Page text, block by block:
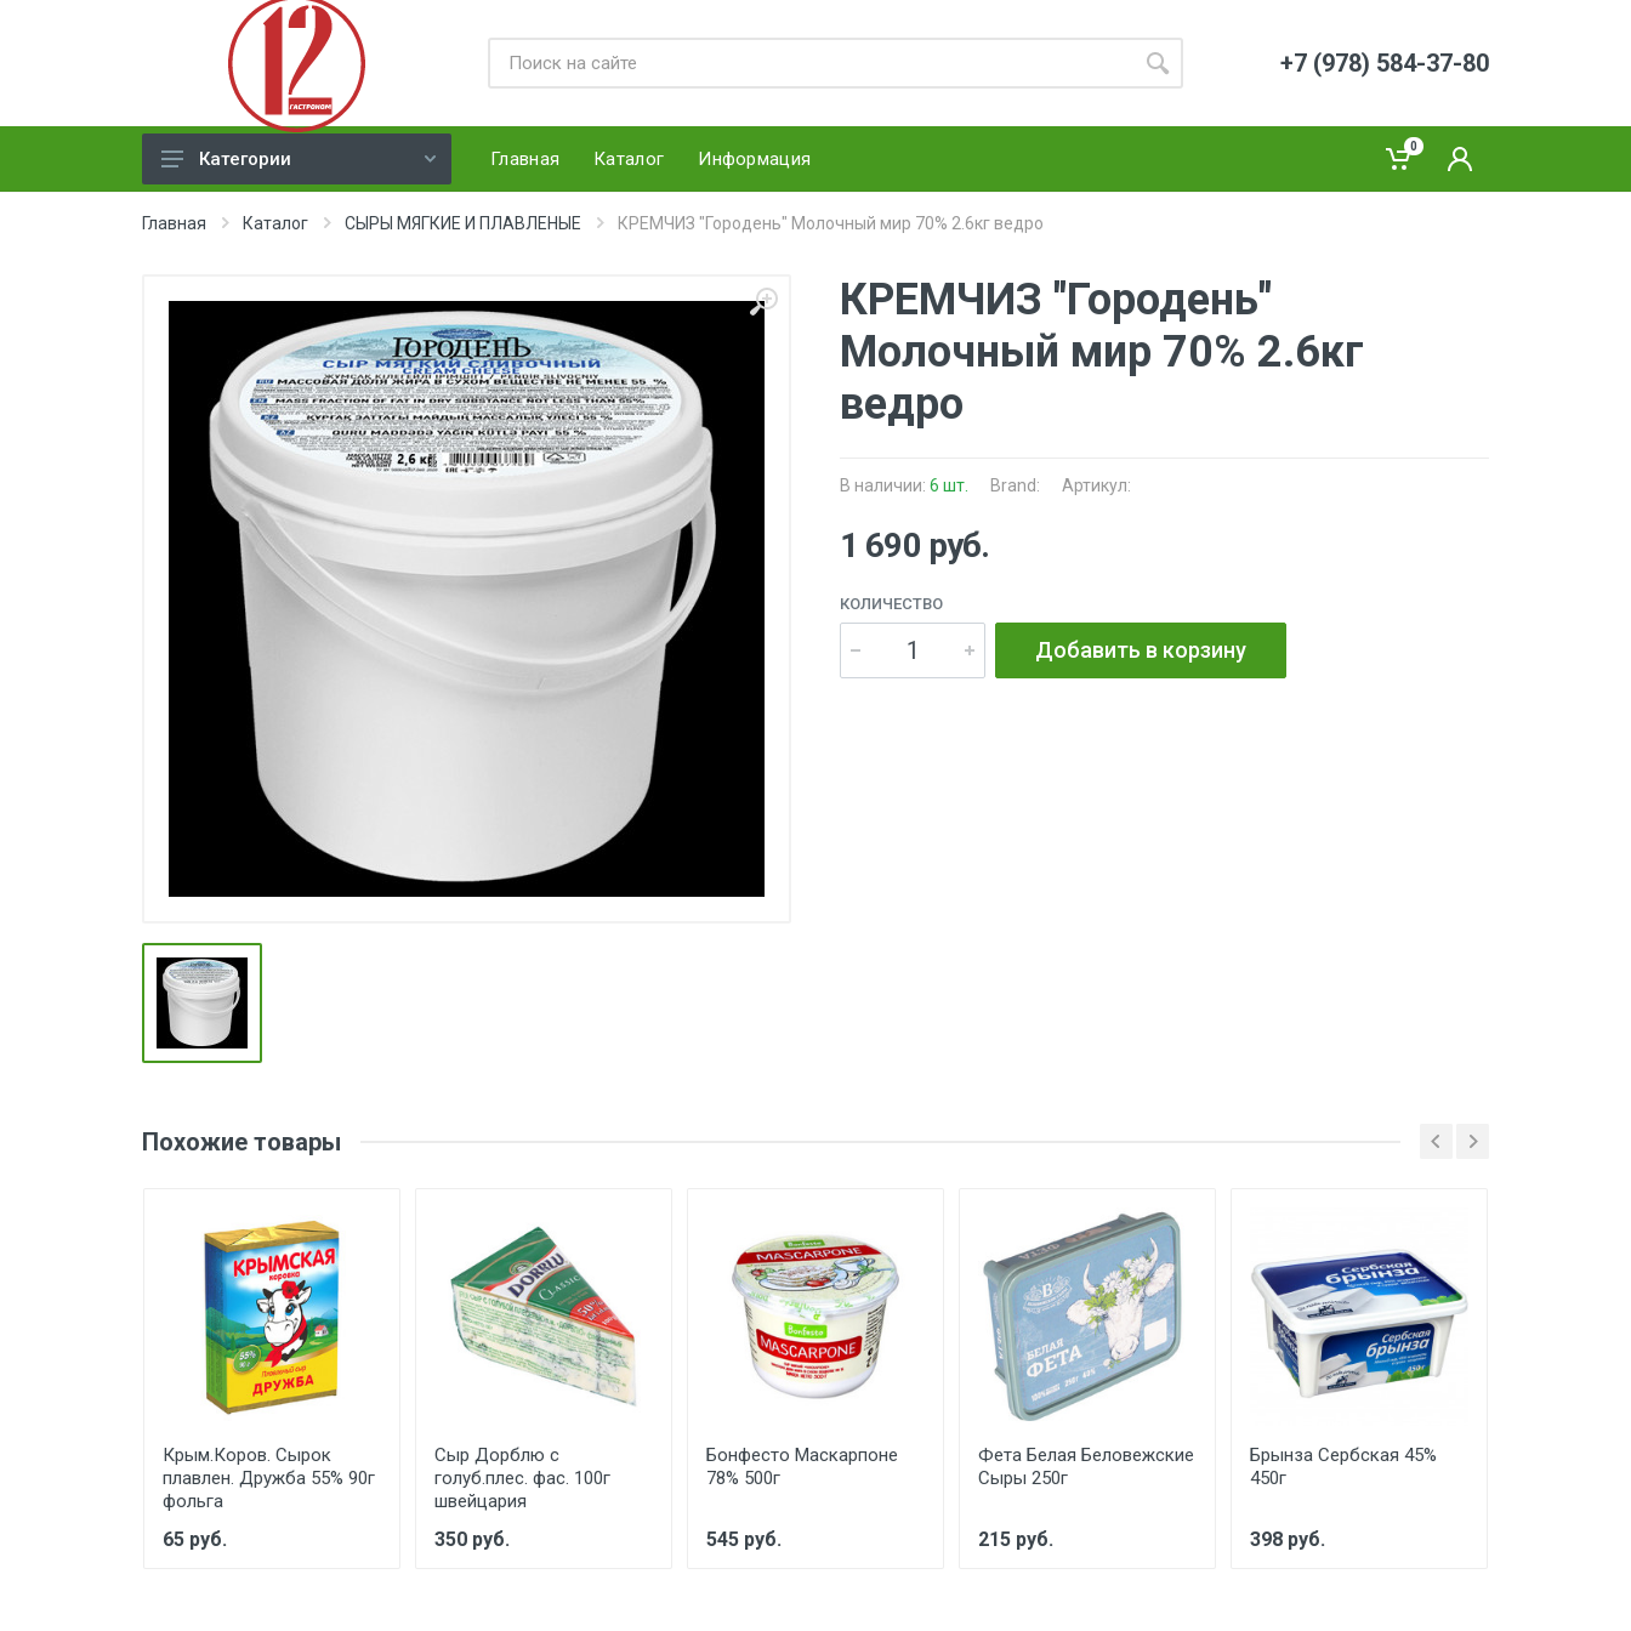
+7 (978) 584-37-80
МЕД, ДЖЕМ, СГУЩЕНКА, ПАСТА
МОЛОЧНАЯ ПРОДУКЦИЯ(
недлит. хранения)
НАПИТКИ
ЗАМОРОЗКА (ягоды,овощи)
СПЕЦИИ, БУЛЬОНЫ
КОЛБАСНЫЕ ИЗДЕЛИЯ
МАКАРОННЫЕ ИЗДЕЛИЯ
СЫРЫ МЯГКИЕ И ПЛАВЛЕНЫЕ
МАСЛО РАСТ, ОЛИВКОВОЕ И
СЛИВОЧНОЕ
КОНФЕТЫ, ШОКОЛАД
МОЛОЧНАЯ ПРОДУКЦИЯ( длит.
хранения)
КЕТЧУПЫ, МАЙОНЕЗЫ, СОУСЫ
КОНСЕРВЫ ОВОЩНЫЕ
ВСЕ ДЛЯ СУШИ
КОНСЕРВЫ МЯСНЫЕ
ЗАПРАВКИ И МАРИНАДЫ
ФАСТ ФУД
САХАР, СОЛЬ, СОДА, УКСУС
МОРОЖЕНОЕ
ЗАМОРОЖЕННАЯ ЕДА
ОДНОРАЗОВАЯ ПОСУДА
ПРОДУКЦИЯ ХАЛЯЛЬ
Категории Главная Каталог Информация
0
Главная Каталог СЫРЫ МЯГКИЕ И ПЛАВЛЕНЫЕ КРЕМЧИЗ "Городень" Молочный мир 70% 2.6кг ведро
КРЕМЧИЗ "Городень"
Молочный мир 70% 2.6кг
ведро
В наличии: 6 шт. Brand: Артикул:
1 690 руб.
КОЛИЧЕСТВО
Добавить в корзину
Похожие товары
Крым.Коров. Сырок
плавлен. Дружба 55% 90г
фольга
65 руб.
Сыр Дорблю с
голуб.плес. фас. 100г
швейцария
350 руб.
Бонфесто Маскарпоне
78% 500г
545 руб.
Фета Белая Беловежские
Сыры 250г
215 руб.
Брынза Сербская 45%
450г
398 руб.